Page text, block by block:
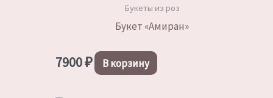
Букеты из роз
Букет «Амиран»
7900₽ В корзину